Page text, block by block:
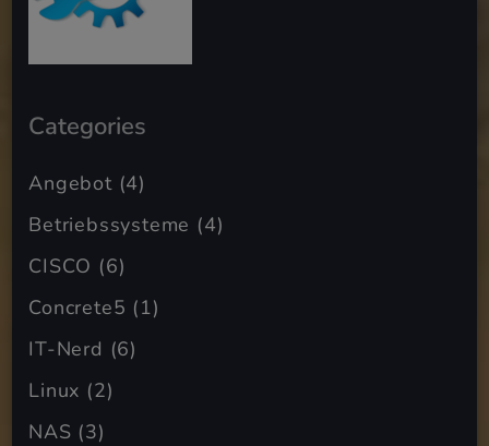
Categories
Angebot(4)
Betriebssysteme (4)
CISCO (6)
Concrete5 (1)
IT-Nerd (6)
Linux (2)
NAS (3)